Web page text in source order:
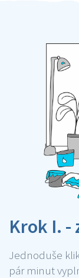
Krok I. -
Jednoduše
pár minut